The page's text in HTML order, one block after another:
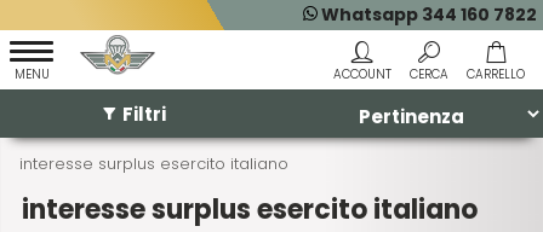
Whatsapp 344 160 7822
interesse surplus esercito italiano
interesse surplus esercito italiano
Filtri